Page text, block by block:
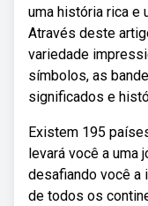
uma história rica e
Através deste
variedade
símbolos, as
significados e
Existem 195
levará você a uma
desafiando você a
de todos os